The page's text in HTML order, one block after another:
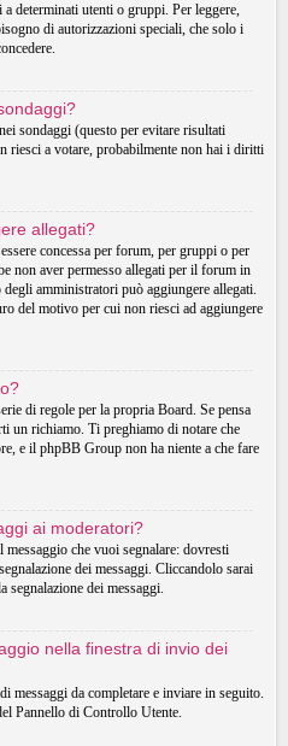
determinati utenti o gruppi. Per leggere,
di autorizzazioni speciali, che solo i
sondaggi (questo per evitare risultati
riesci a votare, probabilmente non hai i diritti
allegati?
concessa per forum, per gruppi o per
non aver permesso allegati per il forum in
amministratori può aggiungere allegati.
del motivo per cui non riesci ad aggiungere
di regole per la propria Board. Se pensa
un richiamo. Ti preghiamo di notare che
e il phpBB Group non ha niente a che fare
ai moderatori?
messaggio che vuoi segnalare: dovresti
dei messaggi. Cliccandolo sarai
segnalazione dei messaggi.
nella finestra di invio dei
messaggi da completare e inviare in seguito.
Pannello di Controllo Utente.